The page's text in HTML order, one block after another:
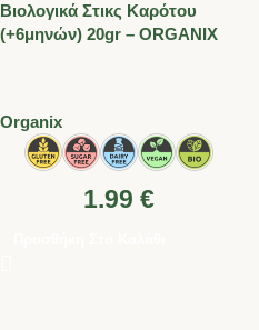
Βιολογικά Στικς Καρότου
(+6μηνών) 20gr – ORGANIX
Organix
1.99 €